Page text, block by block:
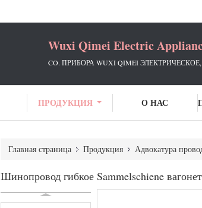
Wuxi Qimei Electric
CO. ПРИБОРА WUXI QIMEI ЭЛЕКТРИЧЕСКОЕ,
ПРОДУКЦИЯ О НАС
Главная страница Продукция Адвокатура
Шинопровод гибкое Sammelschiene